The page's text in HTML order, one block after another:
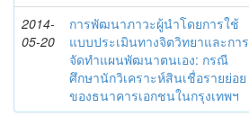
2014-
05-20
การพัฒนาภาวะผู้นำโดยการใช้
แบบประเมินทางจิตวิทยาและการ
จัดทำแผนพัฒนาตนเอง: กรณี
ศึกษานักวิเคราะห์สินเชื่อรายย่อย
ของธนาคารเอกชนในกรุงเทพฯ